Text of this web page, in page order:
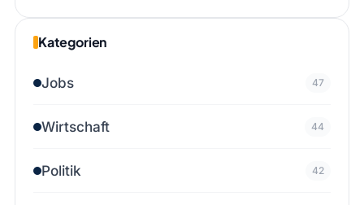
Kategorien
Jobs 47
Wirtschaft 44
Politik 42